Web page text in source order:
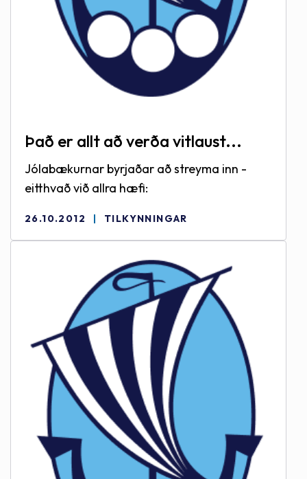
Það er allt að verða vitlaust...
Jólabækurnar byrjaðar að streyma inn -
eitthvað við allra hæfi:
26.10.2012 TILKYNNINGAR